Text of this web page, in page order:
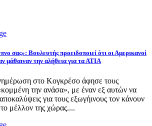
σας»: Βουλευτής προειδοποιεί ότι οι Αμερικανοί
μάθαιναν την αλήθεια για τα ΑΤΙΑ
στο Κογκρέσο άφησε τους
την ανάσα», με έναν εξ αυτών να
για τους εξωγήινους τον κάνουν
μέλλον της χώρας....